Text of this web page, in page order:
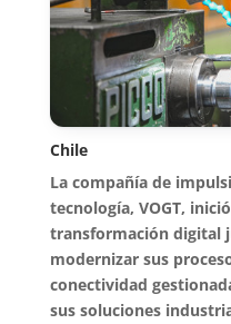
Chile
La compañía de
tecnología, VOGT,
transformación digital
modernizar sus
conectividad
sus soluciones